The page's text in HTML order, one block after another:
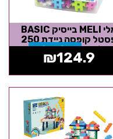
מלי MELI בייסיק BASIC
פסטל קופסה ניידת 250
חלקים
אזל המלאי
₪124.9